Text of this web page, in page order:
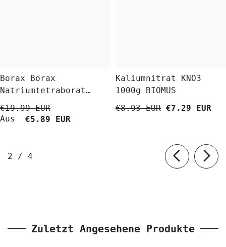
Borax Borax
Natriumtetraborat
BioLaboratorium
€19.99 EUR
Aus
€5.89 EUR
Kaliumnitrat KNO3
1000g BIOMUS
€8.93 EUR €7.29 EUR
2 / von
4
Zuletzt Angesehene Produkte